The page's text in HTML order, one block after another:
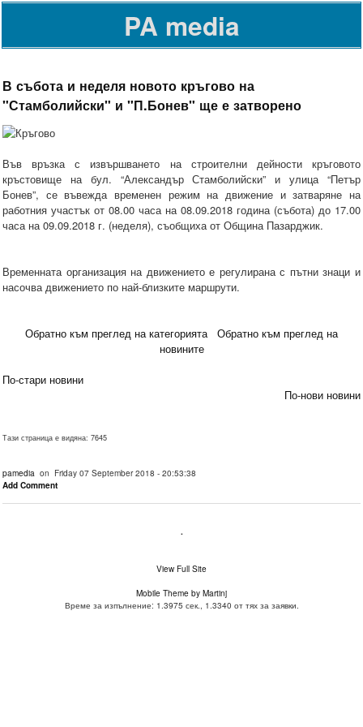
PA media
В събота и неделя новото кръгово на
"Стамболийски" и "П.Бонев" ще е затворено
Във връзка с извършването на строителни дейности кръговото
кръстовище на бул. “Александър Стамболийски” и улица “Петър
Бонев”, се въвежда временен режим на движение и затваряне на
работния участък от 08.00 часа на 08.09.2018 година (събота) до 17.00
часа на 09.09.2018 г. (неделя), съобщиха от Община Пазарджик.
Временната организация на движението е регулирана с пътни знаци и
насочва движението по най-близките маршрути.
Обратно към преглед на категорията
Обратно към преглед на
новините
По-стари новини
По-нови новини
Тази страница е видяна: 7645
pamedia on Friday 07 September 2018 - 20:53:38
Add Comment
.
View Full Site
Mobile Theme by Martinj
Време за изпълнение: 1.3975 сек., 1.3340 от тях за заявки.